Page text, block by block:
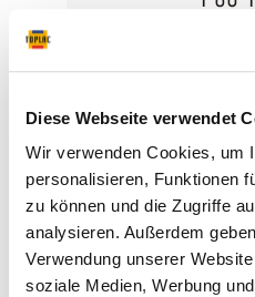
Diese Webseite verwendet
Wir verwenden Cookies, um
personalisieren, Funktionen
zu können und die Zugriffe
analysieren. Außerdem
Verwendung unserer
soziale Medien, Werbung
staubfreies Schleifen.
Weichholz etc.
gewährleistet. Daraus
Standzeit und eine
technische Daten Korn: Aluminiumoxid Bindung:
Kunstharz Träger:
geschlossen
Hauptanwendung:
Inhalt:50 Blatt(0,77 €*
/ 1 Blatt)